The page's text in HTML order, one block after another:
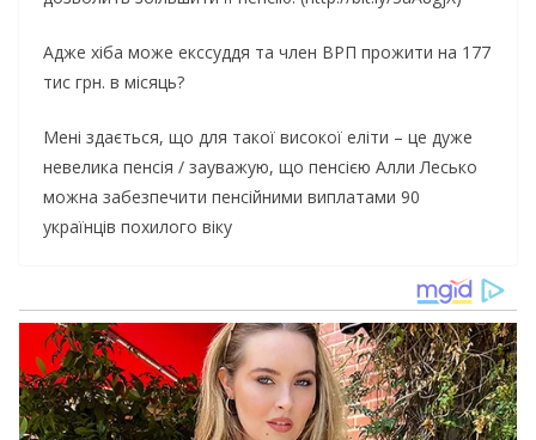
Адже хіба може екссуддя та член ВРП прожити на 177
тис грн. в місяць?
Мені здається, що для такої високої еліти – це дуже
невелика пенсія / зауважую, що пенсією Алли Лесько
можна забезпечити пенсійними виплатами 90
українців похилого віку